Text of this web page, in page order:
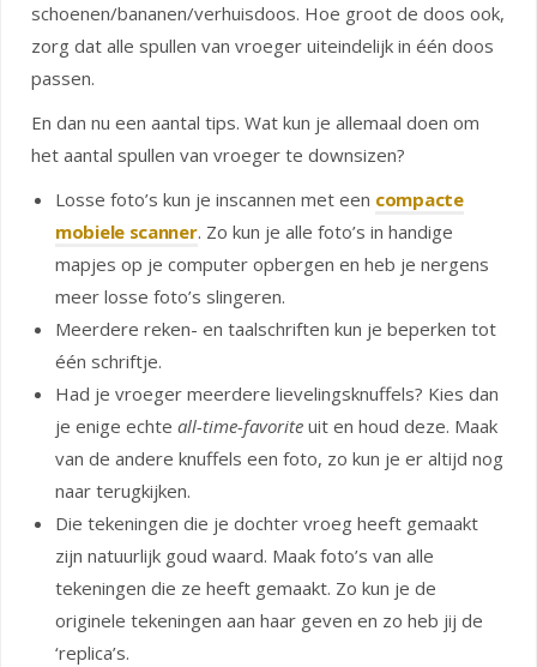
schoenen/bananen/verhuisdoos. Hoe groot de doos ook,
zorg dat alle spullen van vroeger uiteindelijk in één doos
passen.
En dan nu een aantal tips. Wat kun je allemaal doen om
het aantal spullen van vroeger te downsizen?
Losse foto’s kun je inscannen met een compacte
mobiele scanner. Zo kun je alle foto’s in handige
mapjes op je computer opbergen en heb je nergens
meer losse foto’s slingeren.
Meerdere reken- en taalschriften kun je beperken tot
één schriftje.
Had je vroeger meerdere lievelingsknuffels? Kies dan
je enige echte all-time-favorite uit en houd deze. Maak
van de andere knuffels een foto, zo kun je er altijd nog
naar terugkijken.
Die tekeningen die je dochter vroeg heeft gemaakt
zijn natuurlijk goud waard. Maak foto’s van alle
tekeningen die ze heeft gemaakt. Zo kun je de
originele tekeningen aan haar geven en zo heb jij de
‘replica’s.